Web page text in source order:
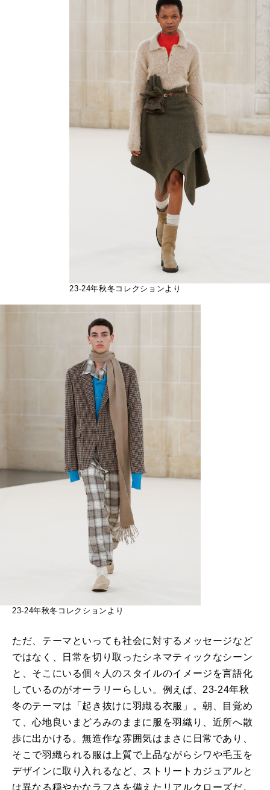
23-24年秋冬コレクションより
23-24年秋冬コレクションより
ただ、テーマといっても社会に対するメッセージなど
ではなく、日常を切り取ったシネマティックなシーン
と、そこにいる個々人のスタイルのイメージを言語化
しているのがオーラリーらしい。例えば、23-24年秋
冬のテーマは「起き抜けに羽織る衣服」。朝、目覚め
て、心地良いまどろみのままに服を羽織り、近所へ散
歩に出かける。無造作な雰囲気はまさに日常であり、
そこで羽織られる服は上質で上品ながらシワや毛玉を
デザインに取り入れるなど、ストリートカジュアルと
は異なる穏やかなラフさを備えたリアルクローズだ。